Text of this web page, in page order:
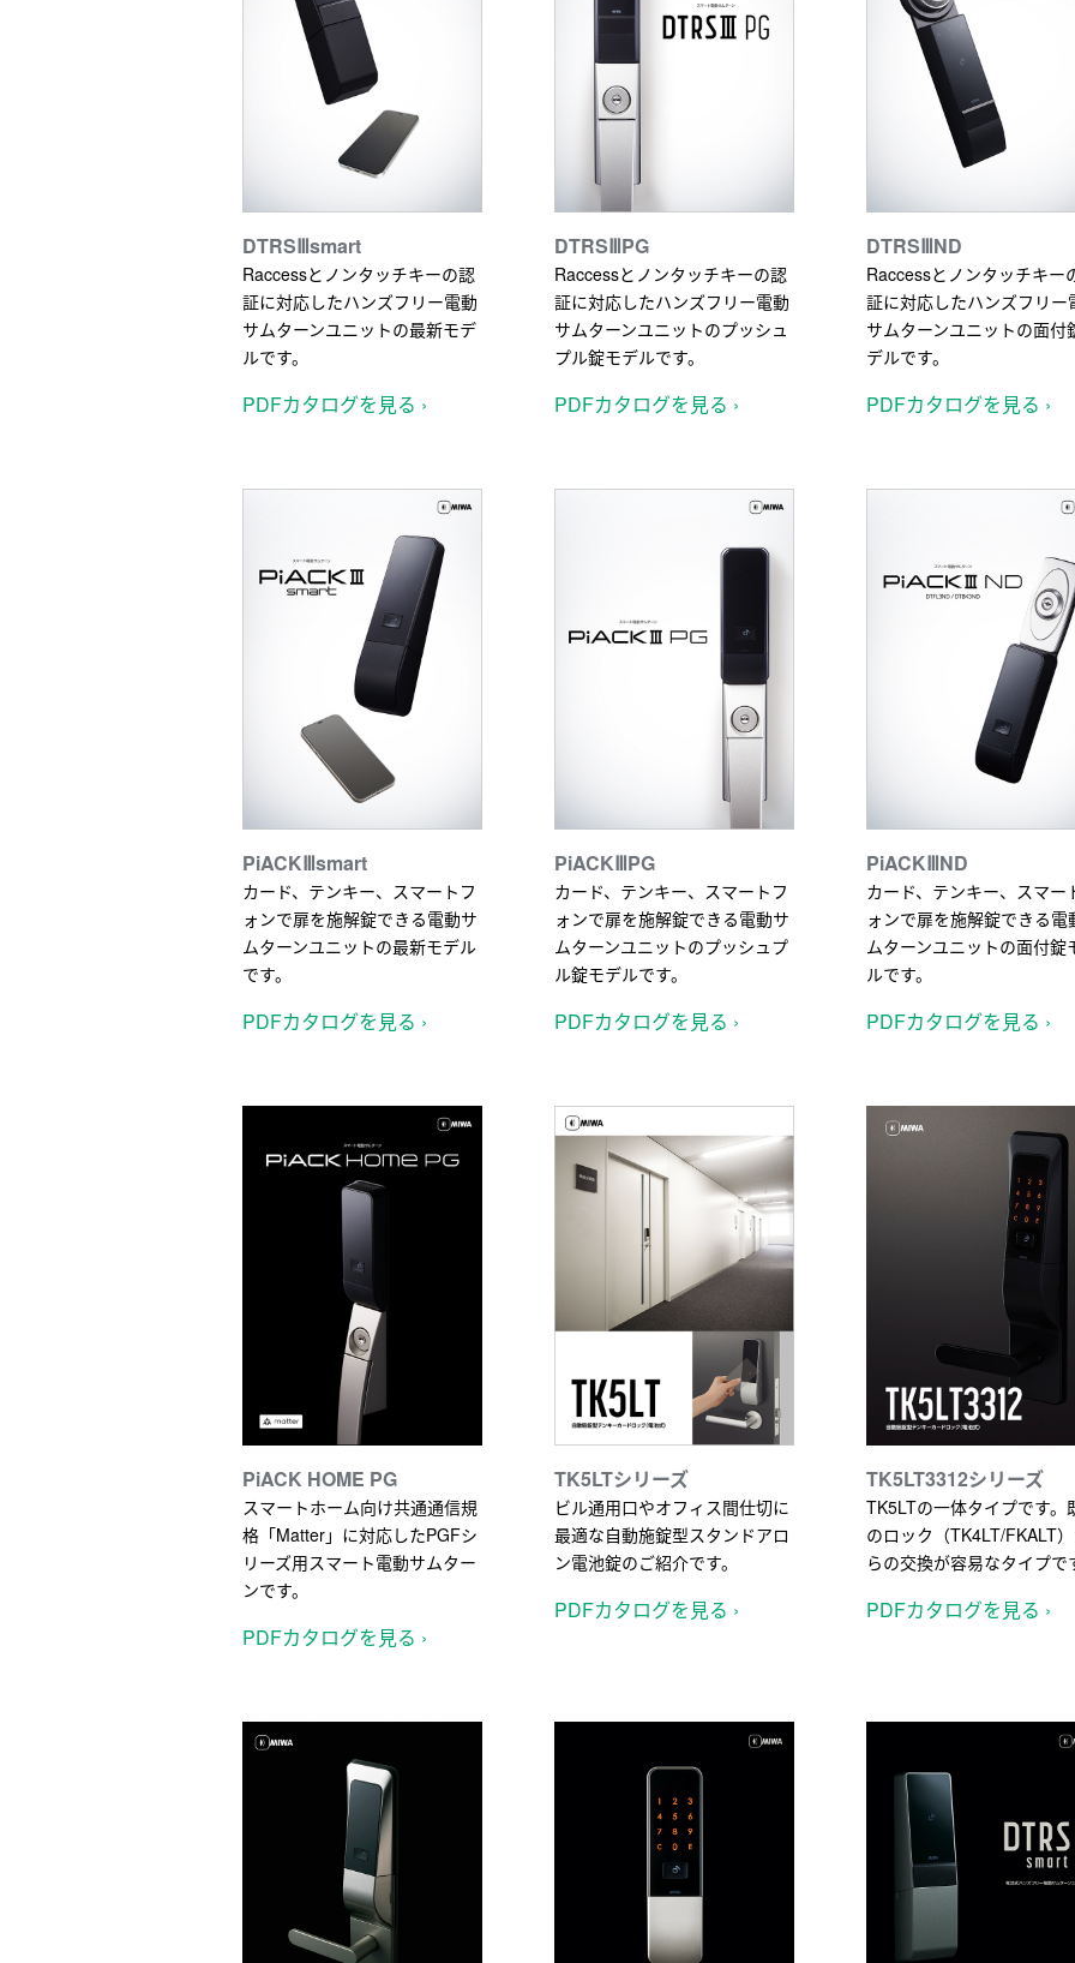
DTRSⅢsmart
Raccessとノンタッチキーの認
証に対応したハンズフリー電動
サムターンユニットの最新モデ
ルです。
PDFカタログを見る ›
DTRSⅢPG
Raccessとノンタッチキーの認
証に対応したハンズフリー電動
サムターンユニットのプッシュ
プル錠モデルです。
PDFカタログを見る ›
DTRSⅢND
Raccessとノンタッチキー
証に対応したハンズフリー
サムターンユニットの面付
デルです。
PDFカタログを見る ›
PiACKⅢsmart
カード、テンキー、スマートフ
ォンで扉を施解錠できる電動サ
ムターンユニットの最新モデル
です。
PDFカタログを見る ›
PiACKⅢPG
カード、テンキー、スマートフ
ォンで扉を施解錠できる電動サ
ムターンユニットのプッシュプ
ル錠モデルです。
PDFカタログを見る ›
PiACKⅢND
カード、テンキー、スマー
ォンで扉を施解錠できる電
ムターンユニットの面付錠
ルです。
PDFカタログを見る ›
PiACK HOME PG
スマートホーム向け共通通信規
格「Matter」に対応したPGFシ
リーズ用スマート電動サムター
ンです。
PDFカタログを見る ›
TK5LTシリーズ
ビル通用口やオフィス間仕切に
最適な自動施錠型スタンドアロ
ン電池錠のご紹介です。
PDFカタログを見る ›
TK5LT3312シリーズ
TK5LTの一体タイプです。
のロック（TK4LT/FKALT
らの交換が容易なタイプで
PDFカタログを見る ›